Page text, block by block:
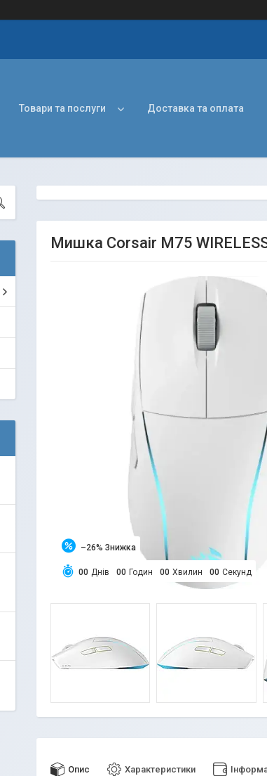
Товари та послуги Доставка та оплата
Мишка Corsair M75
–26%
00 Днів 00 Годин 00 Хвилин 00 Секунд
Опис Характеристики